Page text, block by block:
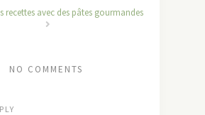
recettes avec des pâtes gourmandes
NO COMMENTS